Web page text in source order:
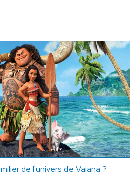
de l'univers de Vaiana ?